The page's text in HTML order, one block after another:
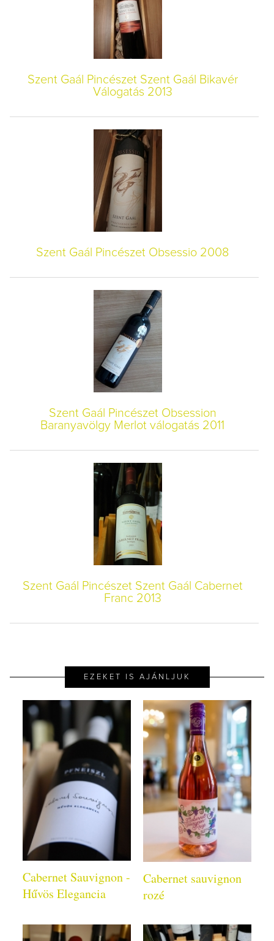
Szent Gaál Pincészet Szent Gaál Bikavér
Válogatás 2013
Szent Gaál Pincészet Obsessio 2008
Szent Gaál Pincészet Obsession
Baranyavölgy Merlot válogatás 2011
Szent Gaál Pincészet Szent Gaál Cabernet
Franc 2013
EZEKET IS AJÁNLJUK
Cabernet Sauvignon -
Hűvös Elegancia
Cabernet sauvignon
rozé